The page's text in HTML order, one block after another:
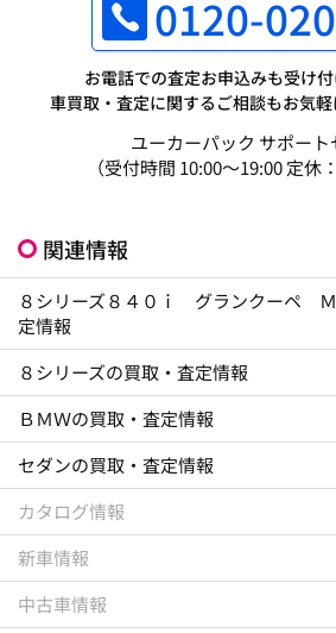
0120-
お電話での査定お申込みも受け付
車買取・査定に関するご相談もお気軽
ユーカーパック サポート
（受付時間 10:00～19:00 定休
関連情報
８シリーズ８４０ｉ グランクーペ
定情報
８シリーズの買取・査定情報
ＢＭＷの買取・査定情報
セダンの買取・査定情報
カタログ情報
新車情報
中古車情報